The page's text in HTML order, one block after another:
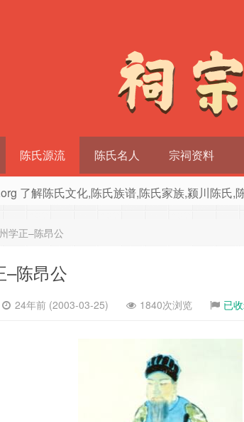
陈氏源流 陈氏名人 宗祠资料
了解陈氏文化,陈氏族谱,陈氏家族,颍川陈氏,
学正–陈昂公
–陈昂公
24年前 (2003-03-25) 1840次浏览 已